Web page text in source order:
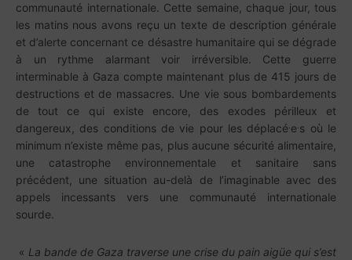
communauté internationale. Cette semaine, chaque jour, tous
les matins nous avons reçu un texte de description générale
et d’alerte concernant ce désastre humanitaire qui se dégrade
à un rythme alarmant voir irréversible. Cette guerre
interminable à Gaza compte maintenant plus de 415 jours de
destructions et de massacres. Une vie sous bombardements
de tout ce qui existe encore, des exodes périlleux et
dangereux, des conditions de vie pour les déplacé.e.s où le
minimum n’existe même pas, plus aucune sécurité alimentaire,
une catastrophe environnementale et sanitaire sans
précédent, une situation au-delà de l’imaginable avec des
appels incessants vers une communauté internationale
sourde.
« La bande de Gaza traverse une crise du pain aigüe qui s’est